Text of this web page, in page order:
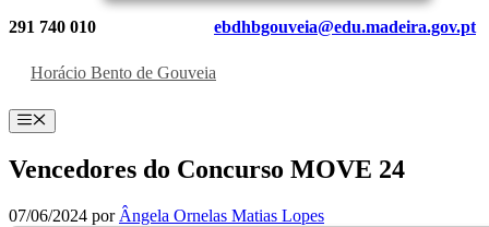
291 740 010 ebdhbgouveia@edu.madeira.gov.pt
Horácio Bento de Gouveia
Menu
Vencedores do Concurso MOVE 24
07/06/2024 por Ângela Ornelas Matias Lopes